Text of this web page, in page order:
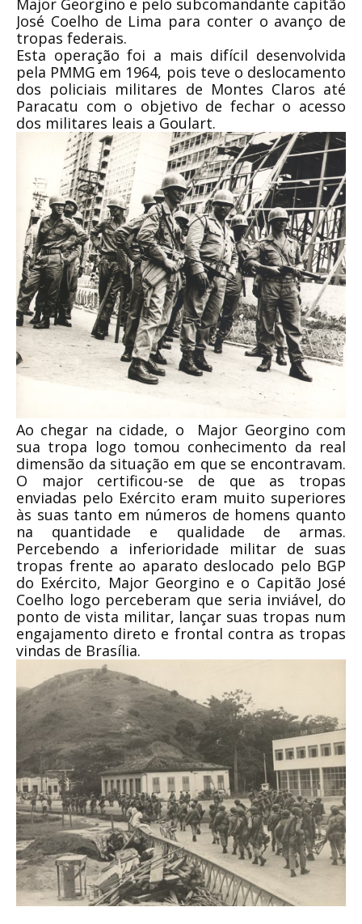
Major Georgino e pelo subcomandante capitão
José Coelho de Lima para conter o avanço de
tropas federais.
Esta operação foi a mais difícil desenvolvida
pela PMMG em 1964, pois teve o deslocamento
dos policiais militares de Montes Claros até
Paracatu com o objetivo de fechar o acesso
dos militares leais a Goulart.
Ao chegar na cidade, o Major Georgino com
sua tropa logo tomou conhecimento da real
dimensão da situação em que se encontravam.
O major certificou-se de que as tropas
enviadas pelo Exército eram muito superiores
às suas tanto em números de homens quanto
na quantidade e qualidade de armas.
Percebendo a inferioridade militar de suas
tropas frente ao aparato deslocado pelo BGP
do Exército, Major Georgino e o Capitão José
Coelho logo perceberam que seria inviável, do
ponto de vista militar, lançar suas tropas num
engajamento direto e frontal contra as tropas
vindas de Brasília.